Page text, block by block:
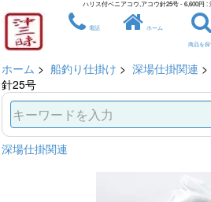
ハリス付ベニアコウ,アコウ針25号 - 6,600円
電話 ホーム
商品を
ホーム > 船釣り仕掛け > 深場仕掛関連
針25号
深場仕掛関連